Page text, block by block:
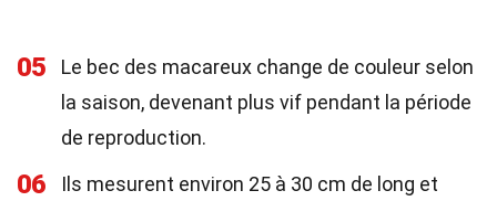
05
Le bec des macareux change de couleur selon
la saison, devenant plus vif pendant la période
de reproduction.
06
Ils mesurent environ 25 à 30 cm de long et